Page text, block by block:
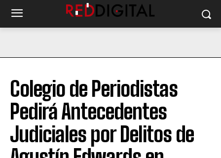
Colegio de Periodistas
Pedirá Antecedentes
Judiciales por Delitos de